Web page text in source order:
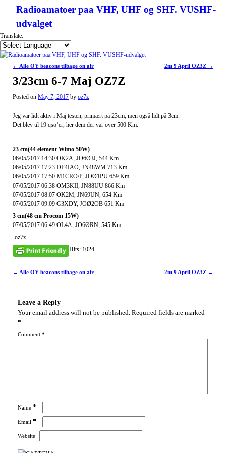
Radioamatoer paa VHF, UHF og SHF. VUSHF-
udvalget
Translate:
Post navigation
← Alle OY beacons tilbage on air 2m 9 April OZ3Z →
3/23cm 6-7 Maj OZ7Z
Posted on May 7, 2017 by oz7z
Jeg var lidt aktiv i Maj testen, primært på 23cm, men også lidt på 3cm.
Det blev til 19 qso’er, her dem der var over 500 Km.
23 cm(44 element Wimo 50W)
06/05/2017 14:30 OK2A, JO6ØJJ, 544 Km
06/05/2017 17:23 DF4IAO, JN48WM 713 Km
06/05/2017 17:50 M1CRO/P, JOØ1PU 659 Km
07/05/2017 06:38 OM3KII, JN88UU 866 Km
07/05/2017 08:07 OK2M, JN69UN, 654 Km
07/05/2017 09:09 G3XDY, JOØ2OB 651 Km
3 cm(48 cm Procom 15W)
07/05/2017 06:49 OL4A, JO6ØRN, 545 Km
-oz7z
Hits: 1024
Post navigation
← Alle OY beacons tilbage on air 2m 9 April OZ3Z →
Leave a Reply
Your email address will not be published. Required fields are marked
*
Comment *
Name *
Email *
Website